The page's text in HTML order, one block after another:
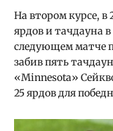
На втором курсе, в
ярдов и тачдауна
следующем матче
забив пять
«Minnesota»
25 ярдов для